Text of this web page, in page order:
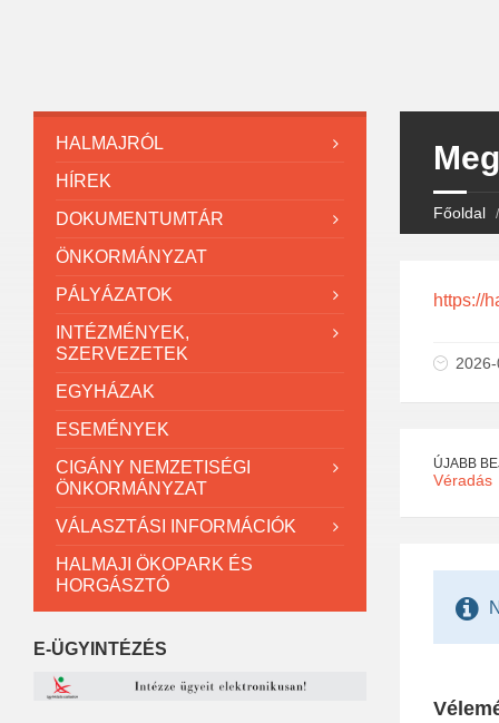
Főoldal
https://
ÚJABB
Véradás
HALMAJRÓL
HÍREK
DOKUMENTUMTÁR
ÖNKORMÁNYZAT
PÁLYÁZATOK
INTÉZMÉNYEK,
SZERVEZETEK
EGYHÁZAK
ESEMÉNYEK
CIGÁNY NEMZETISÉGI
ÖNKORMÁNYZAT
VÁLASZTÁSI INFORMÁCIÓK
HALMAJI ÖKOPARK ÉS
HORGÁSZTÓ
E-ÜGYINTÉZÉS